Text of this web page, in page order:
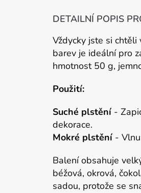
DETAILNÍ POPIS
Vždycky jste si
barev je ideální pro
hmotnost 50 g,
Použití:
Suché plstění -
dekorace.
Mokré plstění -
Balení obsahuje
béžová, okrová,
sadou, protože se